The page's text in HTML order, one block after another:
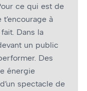
ce qui est de
t’encourage à
Dans la
un public
Des
énergie
spectacle de